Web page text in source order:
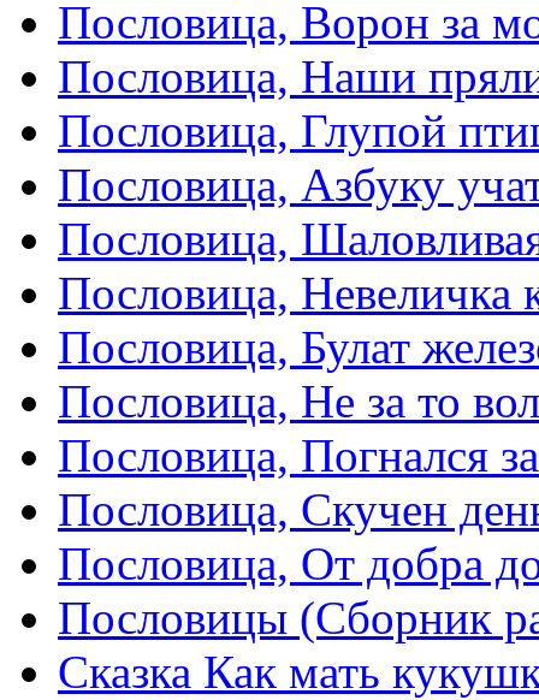
Пословица, Ворон за
Пословица, Наши
Пословица, Глупой
Пословица, Азбуку
Пословица,
Пословица, Невеличка
Пословица, Булат
Пословица, Не за то
Пословица, Погнался
Пословица, Скучен
Пословица, От добра
Пословицы (Сборник
Сказка Как мать